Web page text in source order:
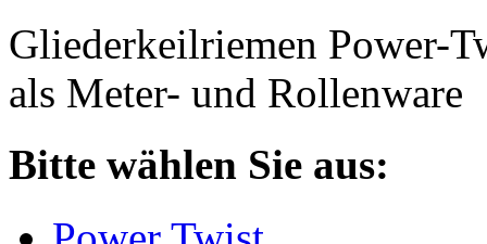
Gliederkeilriemen Power-
als Meter- und Rollenware
Bitte wählen Sie aus: